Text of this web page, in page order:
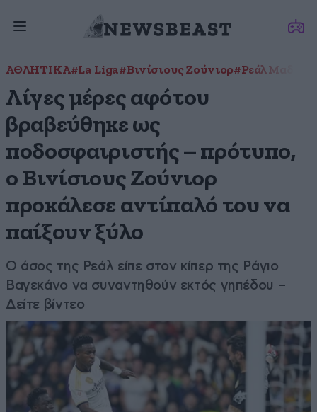
ΑΘΛΗΤΙΚΑ#La Liga#Βινίσιους Ζούνιορ#Ρεάλ
Λίγες μέρες αφότου
βραβεύθηκε ως
ποδοσφαιριστής – πρότυπο,
ο Βινίσιους Ζούνιορ
προκάλεσε αντίπαλό του να
παίξουν ξύλο
Ο άσος της Ρεάλ είπε στον κίπερ της Ράγιο
Βαγεκάνο να συναντηθούν εκτός γηπέδου –
Δείτε βίντεο